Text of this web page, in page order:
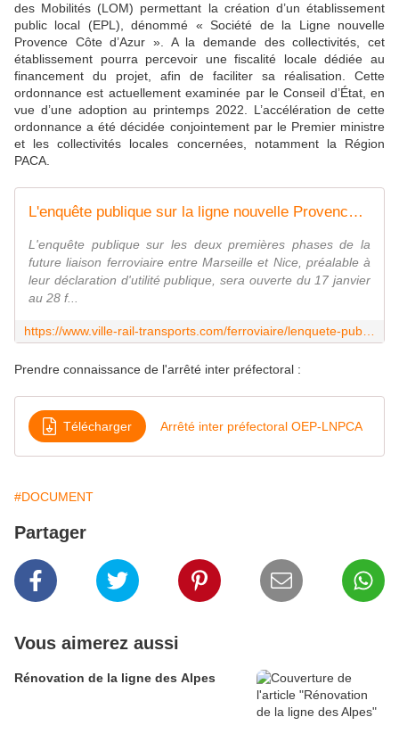
des Mobilités (LOM) permettant la création d’un établissement
public local (EPL), dénommé « Société de la Ligne nouvelle
Provence Côte d’Azur ». A la demande des collectivités, cet
établissement pourra percevoir une fiscalité locale dédiée au
financement du projet, afin de faciliter sa réalisation. Cette
ordonnance est actuellement examinée par le Conseil d’État, en
vue d’une adoption au printemps 2022. L’accélération de cette
ordonnance a été décidée conjointement par le Premier ministre
et les collectivités locales concernées, notamment la Région
PACA.
L'enquête publique sur la ligne nouvelle Provence Côte d'Azur prévue à partir du 17 janvier - Ville, Rail et Transports
L'enquête publique sur les deux premières phases de la
future liaison ferroviaire entre Marseille et Nice, préalable à
leur déclaration d'utilité publique, sera ouverte du 17 janvier
au 28 f...
Prendre connaissance de l'arrêté inter préfectoral :
Télécharger Arrêté inter préfectoral OEP-LNPCA
#DOCUMENT
Partager
Vous aimerez aussi
Rénovation de la ligne des Alpes